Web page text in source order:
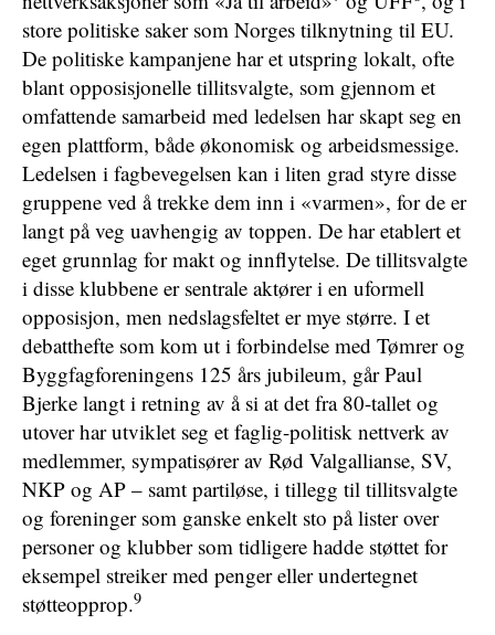
store politiske saker som Norges tilknytning til EU.
De politiske kampanjene har et utspring lokalt, ofte
blant opposisjonelle tillitsvalgte, som gjennom et
omfattende samarbeid med ledelsen har skapt seg en
egen plattform, både økonomisk og arbeidsmessige.
Ledelsen i fagbevegelsen kan i liten grad styre disse
gruppene ved å trekke dem inn i «varmen», for de er
langt på veg uavhengig av toppen. De har etablert et
eget grunnlag for makt og innflytelse. De tillitsvalgte
i disse klubbene er sentrale aktører i en uformell
opposisjon, men nedslagsfeltet er mye større. I et
debatthefte som kom ut i forbindelse med Tømrer og
Byggfagforeningens 125 års jubileum, går Paul
Bjerke langt i retning av å si at det fra 80-tallet og
utover har utviklet seg et faglig-politisk nettverk av
medlemmer, sympatisører av Rød Valgallianse, SV,
NKP og AP – samt partiløse, i tillegg til tillitsvalgte
og foreninger som ganske enkelt sto på lister over
personer og klubber som tidligere hadde støttet for
eksempel streiker med penger eller undertegnet
støtteopprop.9